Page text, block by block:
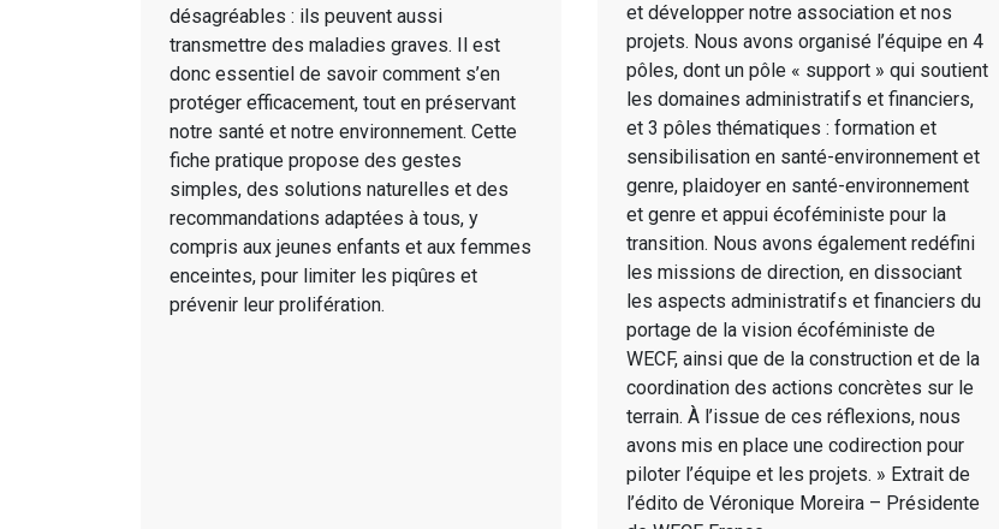
désagréables : ils peuvent aussi
transmettre des maladies graves. Il est
donc essentiel de savoir comment s’en
protéger efficacement, tout en préservant
notre santé et notre environnement. Cette
fiche pratique propose des gestes
simples, des solutions naturelles et des
recommandations adaptées à tous, y
compris aux jeunes enfants et aux femmes
enceintes, pour limiter les piqûres et
prévenir leur prolifération.
et développer notre association et nos
projets. Nous avons organisé l’équipe en 4
pôles, dont un pôle « support » qui soutient
les domaines administratifs et financiers,
et 3 pôles thématiques : formation et
sensibilisation en santé-environnement et
genre, plaidoyer en santé-environnement
et genre et appui écoféministe pour la
transition. Nous avons également redéfini
les missions de direction, en dissociant
les aspects administratifs et financiers du
portage de la vision écoféministe de
WECF, ainsi que de la construction et de la
coordination des actions concrètes sur le
terrain. À l’issue de ces réflexions, nous
avons mis en place une codirection pour
piloter l’équipe et les projets. » Extrait de
l’édito de Véronique Moreira – Présidente